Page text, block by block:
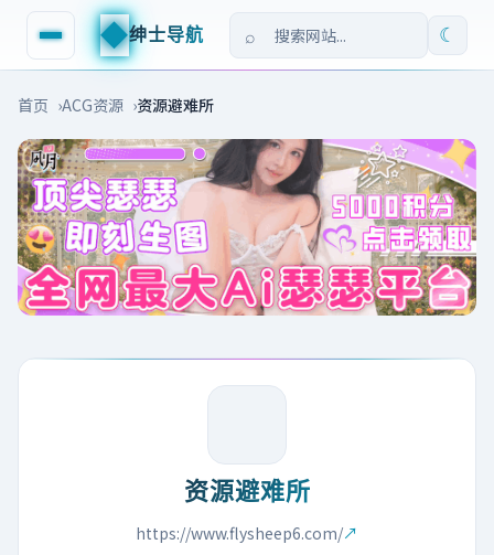
◆绅士导航 ☾
首页 ACG资源 资源避难所
资源避难所
https://www.flysheep6.com/↗